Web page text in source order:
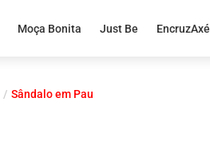
Moça Bonita Just Be EncruzAxé
Sândalo em Pau